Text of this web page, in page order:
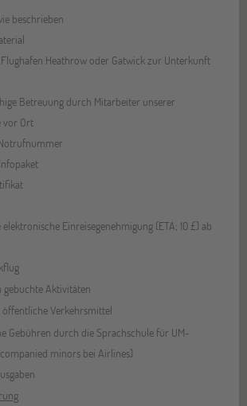
beschrieben
Heathrow oder Gatwick zur Unterkunft
Betreuung durch Mitarbeiter unserer
vor Ort
Einreisegenehmigung (ETA; 10 £) ab
gebuchte Aktivitäten
öffentliche Verkehrsmittel
Gebühren durch die Sprachschule für UM-
minors bei Airlines)